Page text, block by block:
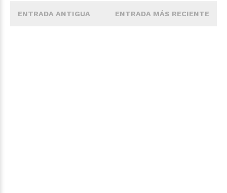
ENTRADA MÁS RECIENTE
ENTRADA ANTIGUA